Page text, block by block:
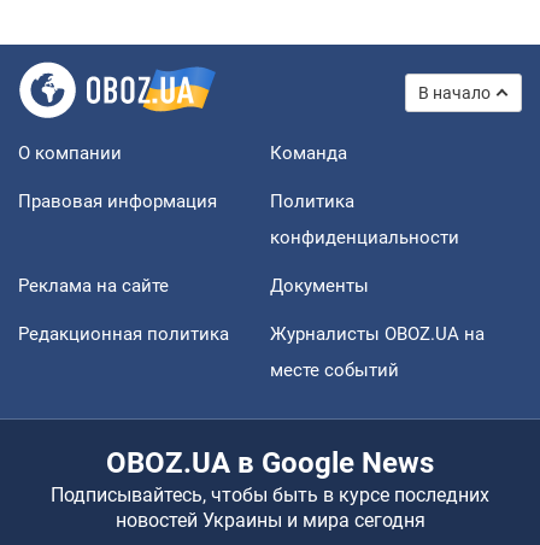
В начало
О компании Команда
Правовая информация
Политика
конфиденциальности
Реклама на сайте Документы
Редакционная политика
Журналисты OBOZ.UA на
месте событий
OBOZ.UA в Google News
Подписывайтесь, чтобы быть в курсе последних
новостей Украины и мира сегодня